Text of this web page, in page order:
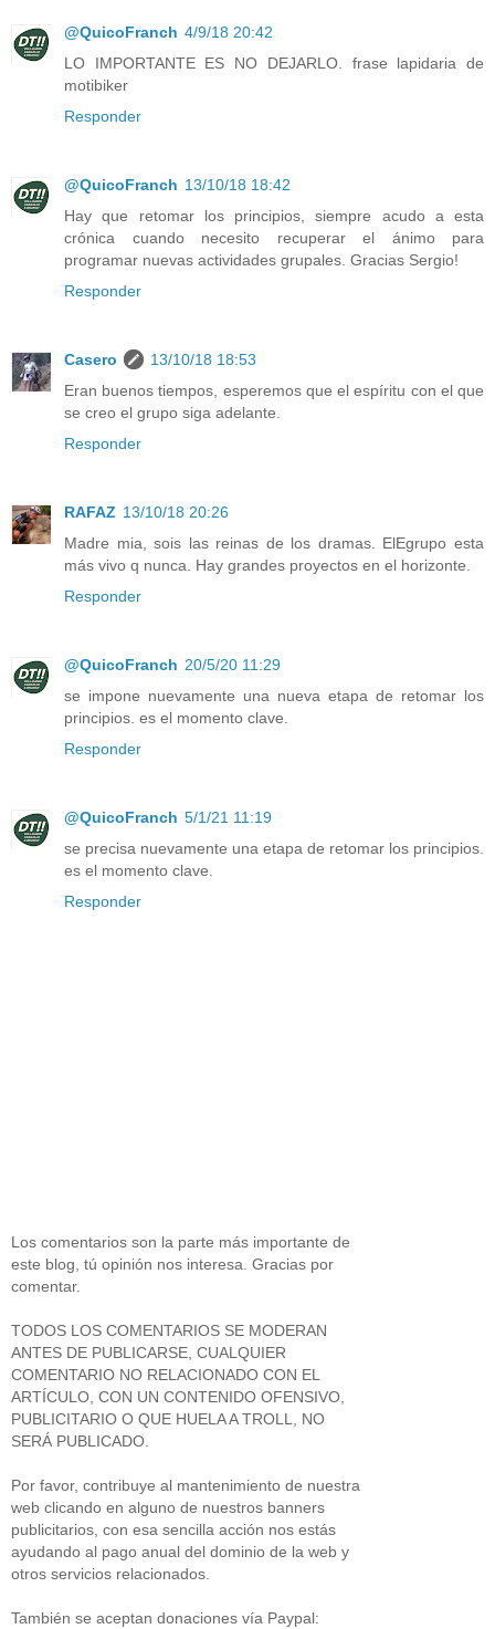
@QuicoFranch 4/9/18 20:42
LO IMPORTANTE ES NO DEJARLO. frase lapidaria de
motibiker
Responder
@QuicoFranch 13/10/18 18:42
Hay que retomar los principios, siempre acudo a esta
crónica cuando necesito recuperar el ánimo para
programar nuevas actividades grupales. Gracias Sergio!
Responder
Casero
13/10/18 18:53
Eran buenos tiempos, esperemos que el espíritu con el que
se creo el grupo siga adelante.
Responder
RAFAZ 13/10/18 20:26
Madre mia, sois las reinas de los dramas. ElEgrupo esta
más vivo q nunca. Hay grandes proyectos en el horizonte.
Responder
@QuicoFranch 20/5/20 11:29
se impone nuevamente una nueva etapa de retomar los
principios. es el momento clave.
Responder
@QuicoFranch 5/1/21 11:19
se precisa nuevamente una etapa de retomar los principios.
es el momento clave.
Responder
Los comentarios son la parte más importante de
este blog, tú opinión nos interesa. Gracias por
comentar.
TODOS LOS COMENTARIOS SE MODERAN
ANTES DE PUBLICARSE, CUALQUIER
COMENTARIO NO RELACIONADO CON EL
ARTÍCULO, CON UN CONTENIDO OFENSIVO,
PUBLICITARIO O QUE HUELA A TROLL, NO
SERÁ PUBLICADO.
Por favor, contribuye al mantenimiento de nuestra
web clicando en alguno de nuestros banners
publicitarios, con esa sencilla acción nos estás
ayudando al pago anual del dominio de la web y
otros servicios relacionados.
También se aceptan donaciones vía Paypal: